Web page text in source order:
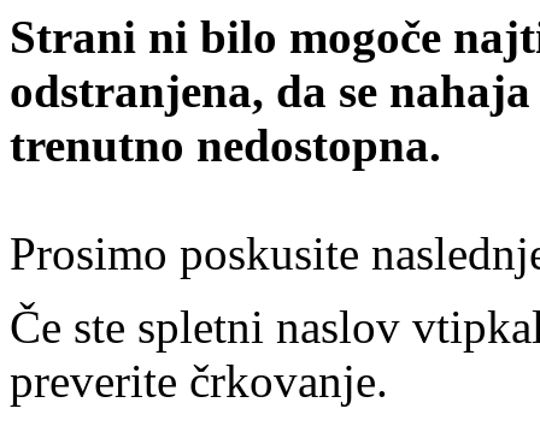
Strani ni bilo mogoče
odstranjena, da se
trenutno nedostopna.
Prosimo poskusite
Če ste spletni naslov
preverite črkovanje.